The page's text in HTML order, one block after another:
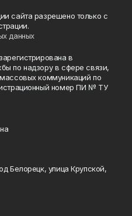
сайта разрешено только с
данных
в
по надзору в сфере связи,
коммуникаций по
номер ПИ № ТУ
Белорецк, улица Крупской,